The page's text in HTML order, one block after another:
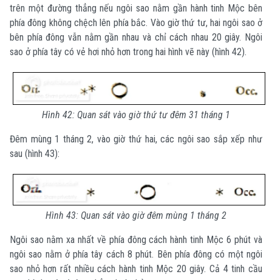
trên một đường thẳng nếu ngôi sao nằm gần hành tinh Mộc bên
phía đông không chệch lên phía bắc. Vào giờ thứ tư, hai ngôi sao ở
bên phía đông vẫn nằm gần nhau và chỉ cách nhau 20 giây. Ngôi
sao ở phía tây có vẻ hơi nhỏ hơn trong hai hình vẽ này (hình 42).
Hình 42: Quan sát vào giờ thứ tư đêm 31 tháng 1
Đêm mùng 1 tháng 2, vào giờ thứ hai, các ngôi sao sắp xếp như
sau (hình 43):
Hình 43: Quan sát vào giờ đêm mùng 1 tháng 2
Ngôi sao nằm xa nhất về phía đông cách hành tinh Mộc 6 phút và
ngôi sao nằm ở phía tây cách 8 phút. Bên phía đông có một ngôi
sao nhỏ hơn rất nhiều cách hành tinh Mộc 20 giây. Cả 4 tinh cầu